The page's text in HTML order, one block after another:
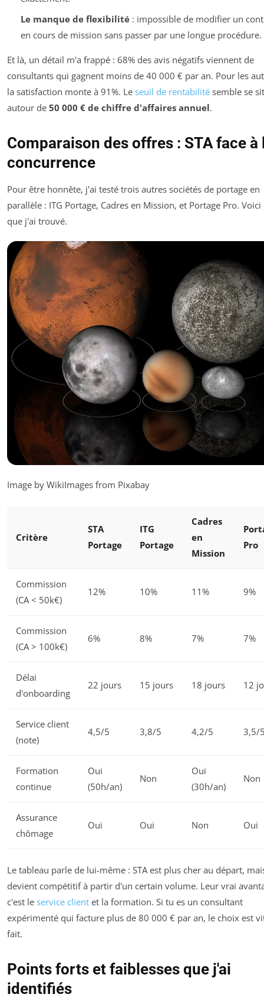
Le manque de flexibilité: impossible de modifier un
en cours de mission sans passer par une longue procédure.
Et là, un détail m'a frappé : 68% des avis négatifs viennent de
consultants qui gagnent moins de 40 000 € par an. Pour les
la satisfaction monte à 91%. Le seuil de rentabilité semble se
autour de 50 000 € de chiffre d'affaires annuel.
Comparaison des offres : STA face à
concurrence
Pour être honnête, j'ai testé trois autres sociétés de portage en
parallèle : ITG Portage, Cadres en Mission, et Portage Pro. Voici
que j'ai trouvé.
Image by WikiImages from Pixabay
Critère
STA
Portage
ITG
Portage
Cadres
en
Mission
Pro
Commission
(CA < 50k€)
12% 10% 11% 9%
Commission
(CA > 100k€)
6% 8% 7% 7%
Délai
d'onboarding
22 jours 15 jours 18 jours 12
Service client
(note)
4,5/5 3,8/5 4,2/5 3,5/
Formation
continue
Oui
(50h/an)
Non
Oui
(30h/an)
Non
Assurance
chômage
Oui Oui Non Oui
Le tableau parle de lui-même : STA est plus cher au départ,
devient compétitif à partir d'un certain volume. Leur vrai
c'est le service client et la formation. Si tu es un consultant
expérimenté qui facture plus de 80 000 € par an, le choix est
fait.
Points forts et faiblesses que j'ai
identifiés